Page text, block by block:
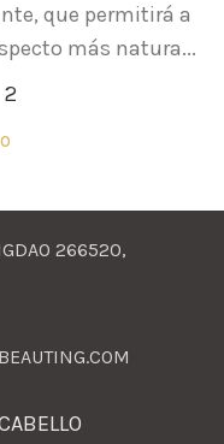
que permitirá a
más natura...
2
266520,